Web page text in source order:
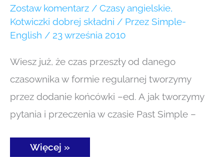
Zostaw komentarz / Czasy angielskie,
Kotwiczki dobrej składni / Przez Simple-
English / 23 września 2010
Wiesz już, że czas przeszły od danego
czasownika w formie regularnej tworzymy
przez dodanie końcówki –ed. A jak tworzymy
pytania i przeczenia w czasie Past Simple –
Więcej »